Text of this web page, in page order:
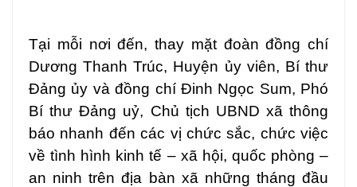
Tại mỗi nơi đến, thay mặt đoàn đồng chí
Dương Thanh Trúc, Huyện ủy viên, Bí thư
Đảng ủy và đồng chí Đinh Ngọc Sum, Phó
Bí thư Đảng uỷ, Chủ tịch UBND xã thông
báo nhanh đến các vị chức sắc, chức việc
về tình hình kinh tế – xã hội, quốc phòng –
an ninh trên địa bàn xã những tháng đầu